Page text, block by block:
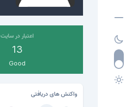
اعتبار در سایت
13
Good
واکنش های دریافتی